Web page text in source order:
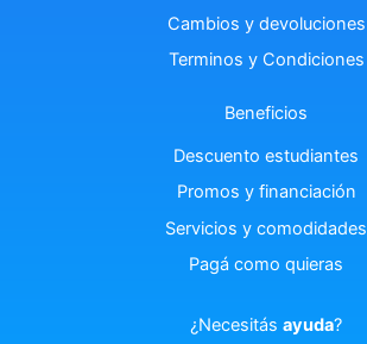
Cambios y devoluciones
Terminos y Condiciones
Beneficios
Descuento estudiantes
Promos y financiación
Servicios y comodidades
Pagá como quieras
¿Necesitás ayuda?